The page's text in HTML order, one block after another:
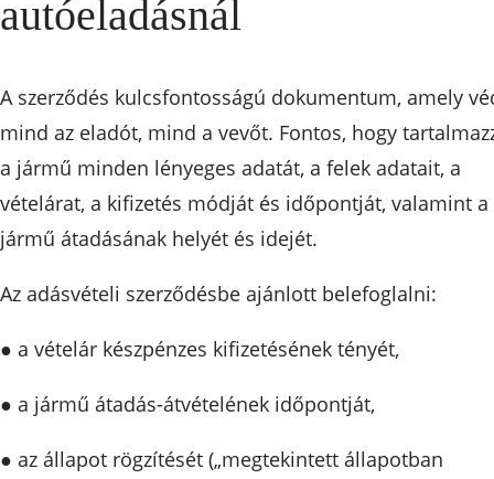
autóeladásnál
A szerződés kulcsfontosságú dokumentum, amely
mind az eladót, mind a vevőt. Fontos, hogy
a jármű minden lényeges adatát, a felek adatait, a
vételárat, a kifizetés módját és időpontját, valamint a
jármű átadásának helyét és idejét.
Az adásvételi szerződésbe ajánlott belefoglalni:
● a vételár készpénzes kifizetésének tényét,
● a jármű átadás-átvételének időpontját,
● az állapot rögzítését („megtekintett állapotban